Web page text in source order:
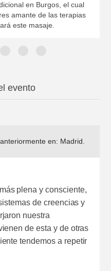
en Burgos, el cual
amante de las terapias
este masaje.
evento
en: Madrid
plena y consciente,
de creencias y
nuestra
de esta y de otras
tendemos a repetir